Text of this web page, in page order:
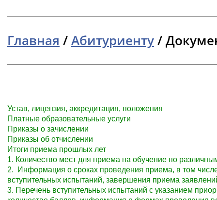
Главная /Абитуриенту/
Устав, лицензия, аккредитация, положения
Платные образовательные услуги
Приказы о зачислении
Приказы об отчислении
Итоги приема прошлых лет
1. Количество мест для приема на обучение по
2. Информация о сроках проведения приема, в том
вступительных испытаний, завершения приема
3. Перечень вступительных испытаний с указанием